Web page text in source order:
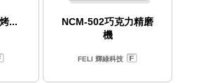
...
NCM-502巧克力精磨
機
FELI 輝綠科技